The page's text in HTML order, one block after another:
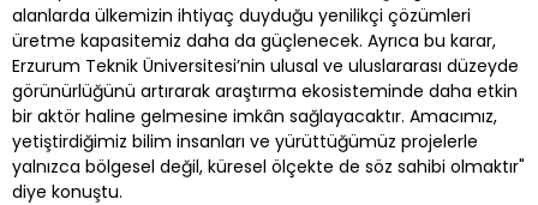
alanlarda ülkemizin ihtiyaç duyduğu yenilikçi çözümleri
üretme kapasitemiz daha da güçlenecek. Ayrıca bu karar,
Erzurum Teknik Üniversitesi’nin ulusal ve uluslararası düzeyde
görünürlüğünü artırarak araştırma ekosisteminde daha etkin
bir aktör haline gelmesine imkân sağlayacaktır. Amacımız,
yetiştirdiğimiz bilim insanları ve yürüttüğümüz projelerle
yalnızca bölgesel değil, küresel ölçekte de söz sahibi olmaktır"
diye konuştu.